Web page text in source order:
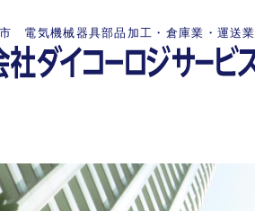
電気機械器具部品加工・倉庫業・運送業